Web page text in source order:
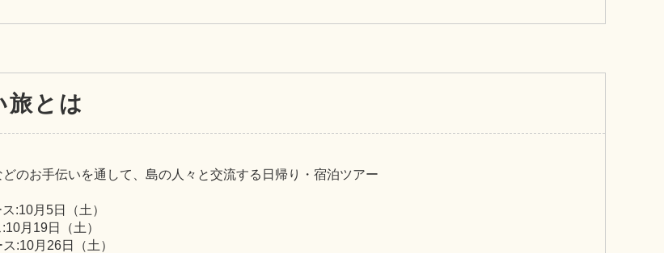
旅とは
のお手伝いを通して、島の人々と交流する日帰り・宿泊ツアー
:10月5日（土）
月19日（土）
:10月26日（土）